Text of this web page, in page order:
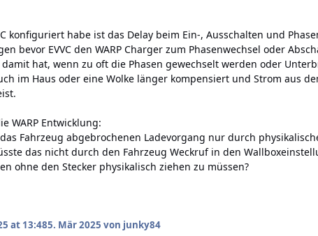
konfiguriert habe ist das Delay beim Ein-, Ausschalten und
bevor EVVC den WARP Charger zum Phasenwechsel oder
hat, wenn zu oft die Phasen gewechselt werden oder
im Haus oder eine Wolke länger kompensiert und Strom aus
WARP Entwicklung:
Fahrzeug abgebrochenen Ladevorgang nur durch
das nicht durch den Fahrzeug Weckruf in den
ohne den Stecker physikalisch ziehen zu müssen?
at 13:485. Mär 2025 von junky84